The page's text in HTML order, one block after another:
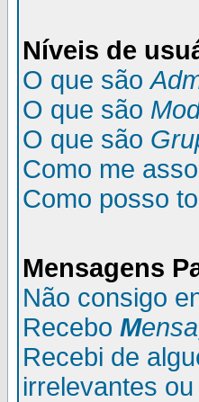
Níveis de
O que são
O que são
O que são
Como me
Como posso
Mensagens P
Não consigo
Recebo M
Recebi de
irrelevantes